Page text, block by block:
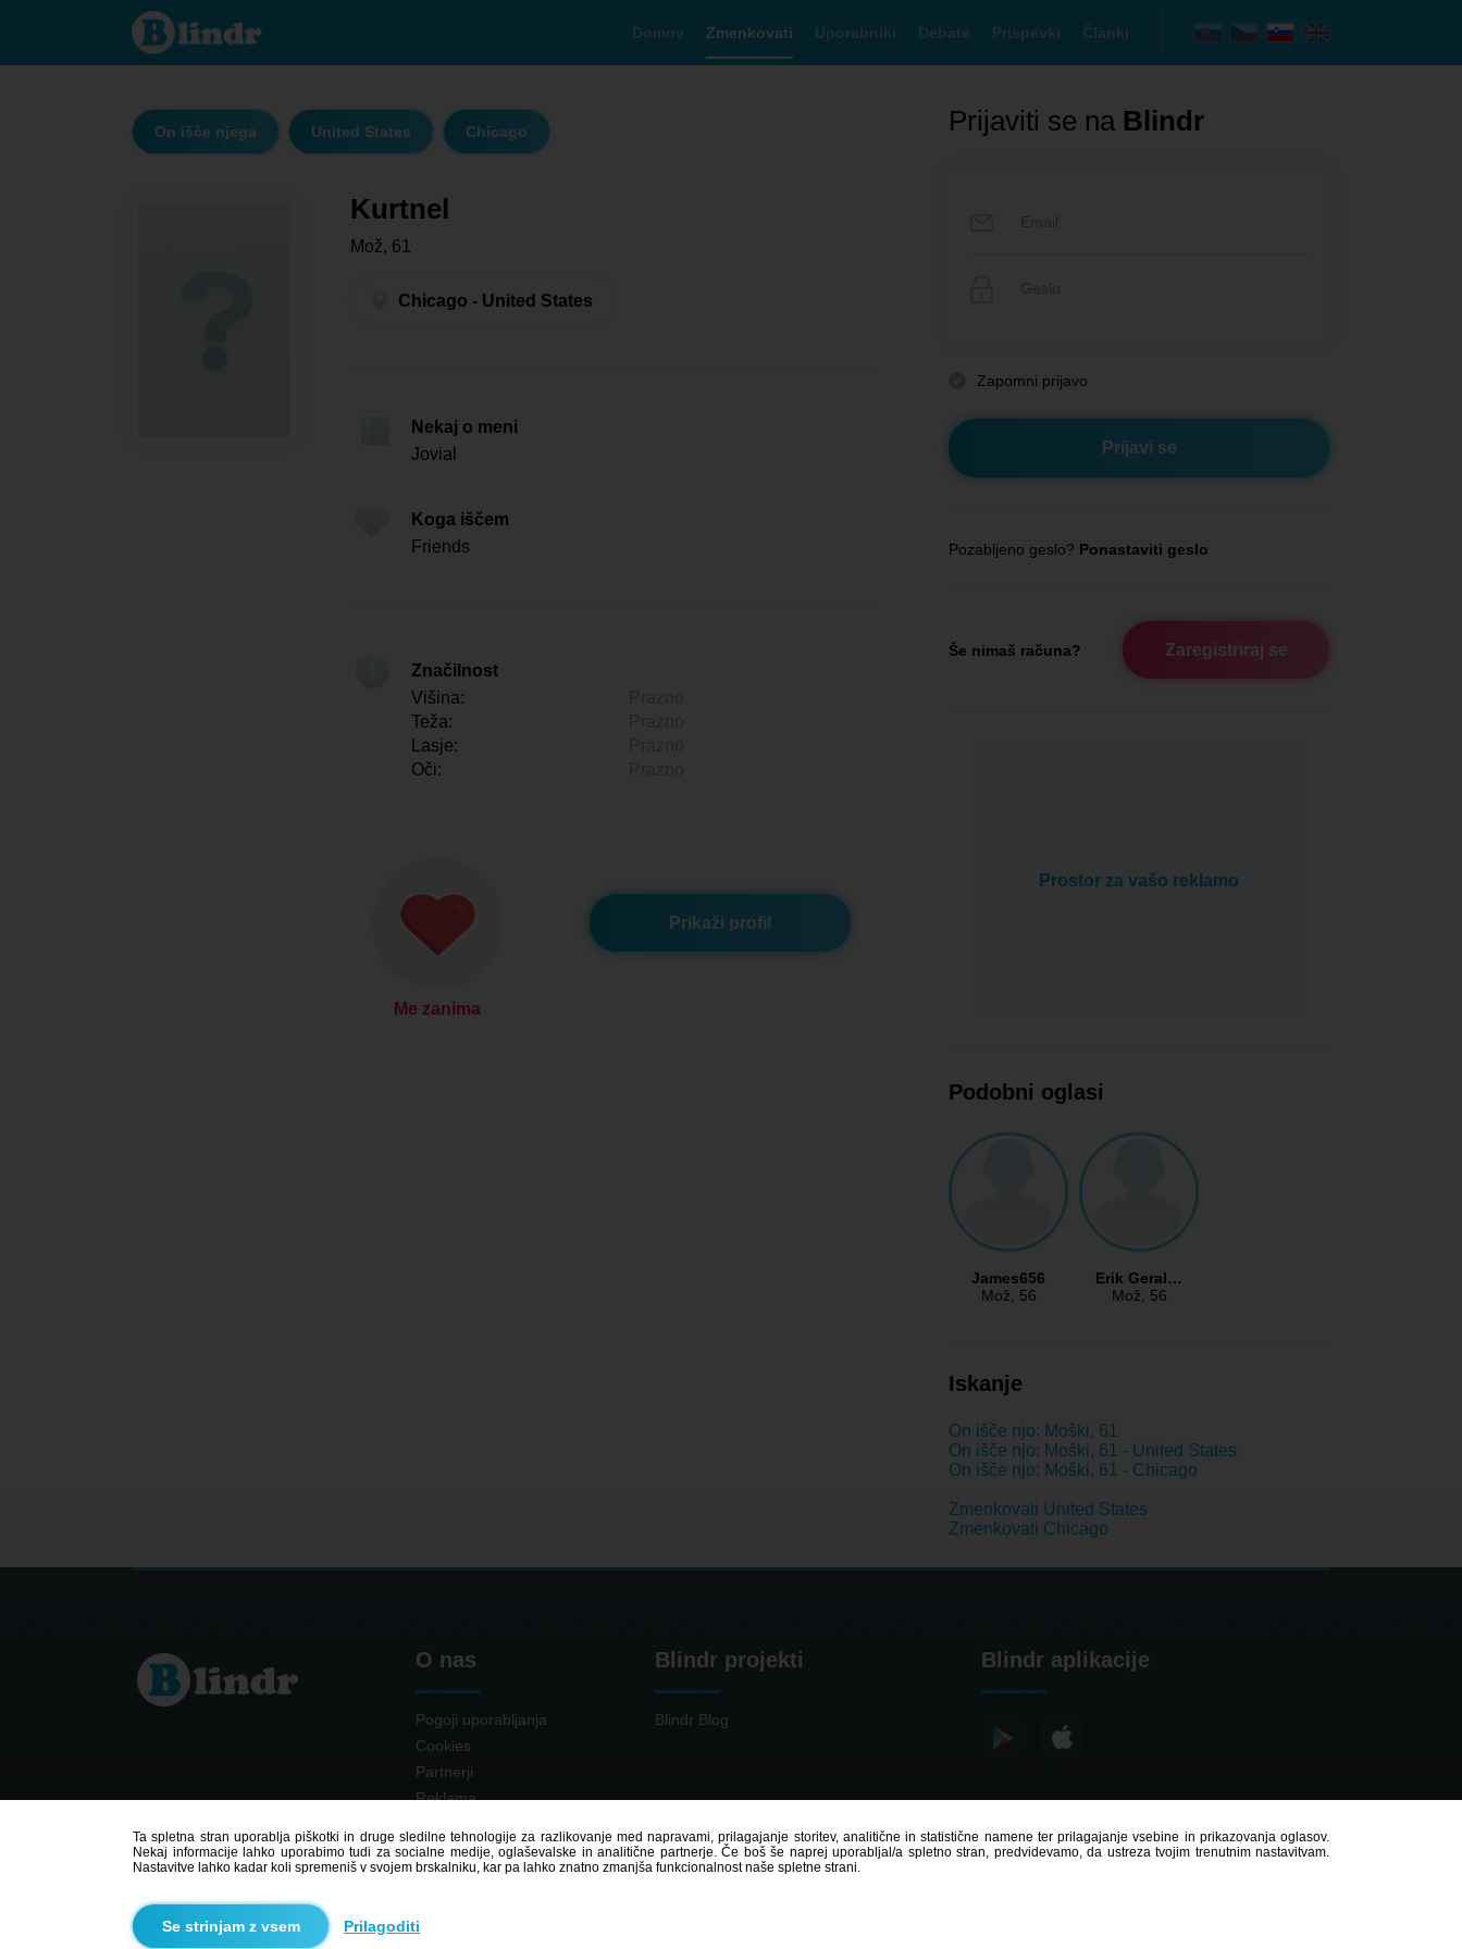
Kurtnel
- On
išče
Domov Zmenkovati Uporabniki Debate Prispevki Članki
On išče njega United States Chicago
Kurtnel
Mož, 61
Chicago - United States
Nekaj o meni
Jovial
Koga iščem
Friends
Značilnost
Višina:
Teža:
Lasje:
Oči:
Me zanima
Prikaži profil
Prijaviti se na Blindr
Zapomni prijavo
Pozabljeno geslo? Ponastaviti geslo
Še nimaš računa? Zaregistriraj se
Prostor za vašo reklamo
Podobni oglasi
James656
Mož, 56
Erik Geral…
Mož, 56
Iskanje
On išče njo: Moški, 61
On išče njo: Moški, 61 - United States
On išče njo: Moški, 61 - Chicago
Zmenkovati United States
Zmenkovati Chicago
O nas
Pogoji uporabljanja
Cookies
Partnerji
Reklama
Blindr projekti
Blindr Blog
Blindr aplikacije
Ta spletna stran uporablja piškotki in druge sledilne tehnologije za razlikovanje med napravami, prilagajanje storitev, analitične in statistične namene ter prilagajanje vsebine in prikazovanja oglasov.
Nekaj informacije lahko uporabimo tudi za socialne medije, oglaševalske in analitične partnerje. Če boš še naprej uporabljal/a spletno stran, predvidevamo, da ustreza tvojim trenutnim nastavitvam.
Nastavitve lahko kadar koli spremeniš v svojem brskalniku, kar pa lahko znatno zmanjša funkcionalnost naše spletne strani.
Prilagoditi